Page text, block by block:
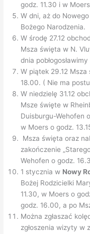
godz. 11.30 i w
W dni, aż do
Bożego Narodzenia.
W środę 27.12
Msza święta w N.
dnia
W piątek 29.12
18.00. ( Nie ma
W niedzielę 31.12
Msze święte w
Duisburgu-Wehofen
w Moers o godz.
Msza święta oraz
zakończenie
Wehofen o godz.
1 stycznia w Nowy
Bożej Rodzicielki
11.30, w Moers o
godz. 16.00, a po
Można zgłaszać
zgłoszenia wizyty w